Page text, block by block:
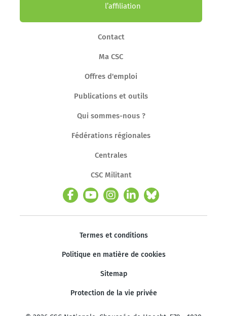
l’affiliation
Contact
Ma CSC
Offres d'emploi
Publications et outils
Qui sommes-nous ?
Fédérations régionales
Centrales
CSC Militant
Termes et conditions
Politique en matière de cookies
Sitemap
Protection de la vie privée